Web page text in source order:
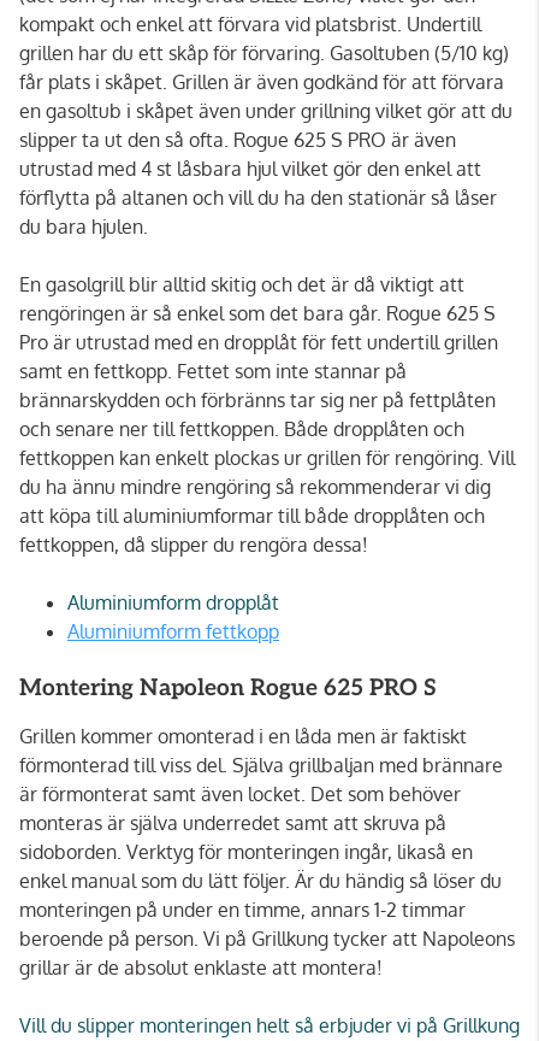
kompakt och enkel att förvara vid platsbrist. Undertill
grillen har du ett skåp för förvaring. Gasoltuben (5/10 kg)
får plats i skåpet. Grillen är även godkänd för att förvara
en gasoltub i skåpet även under grillning vilket gör att du
slipper ta ut den så ofta. Rogue 625 S PRO är även
utrustad med 4 st låsbara hjul vilket gör den enkel att
förflytta på altanen och vill du ha den stationär så låser
du bara hjulen.
En gasolgrill blir alltid skitig och det är då viktigt att
rengöringen är så enkel som det bara går. Rogue 625 S
Pro är utrustad med en dropplåt för fett undertill grillen
samt en fettkopp. Fettet som inte stannar på
brännarskydden och förbränns tar sig ner på fettplåten
och senare ner till fettkoppen. Både dropplåten och
fettkoppen kan enkelt plockas ur grillen för rengöring. Vill
du ha ännu mindre rengöring så rekommenderar vi dig
att köpa till aluminiumformar till både dropplåten och
fettkoppen, då slipper du rengöra dessa!
Aluminiumform dropplåt
Aluminiumform fettkopp
Montering Napoleon Rogue 625 PRO S
Grillen kommer omonterad i en låda men är faktiskt
förmonterad till viss del. Själva grillbaljan med brännare
är förmonterat samt även locket. Det som behöver
monteras är själva underredet samt att skruva på
sidoborden. Verktyg för monteringen ingår, likaså en
enkel manual som du lätt följer. Är du händig så löser du
monteringen på under en timme, annars 1-2 timmar
beroende på person. Vi på Grillkung tycker att Napoleons
grillar är de absolut enklaste att montera!
Vill du slipper monteringen helt så erbjuder vi på Grillkung